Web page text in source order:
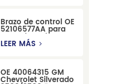
Brazo de control OE
52106577AA para
reemplazo de
suspensión de
LEER MÁS
OE 40064315 GM
Chevrolet Silverado